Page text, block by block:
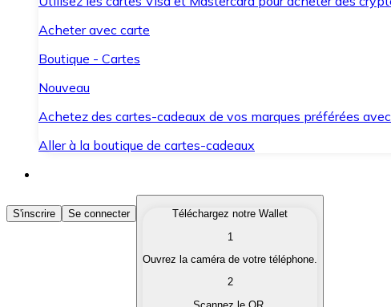
Acheter avec carte
Boutique - Cartes
Nouveau
Achetez des cartes-cadeaux de vos marques préférées
Aller à la boutique de cartes-cadeaux
Acheter des Cryptomonnaies
Achetez les cryptomonnaies qui vous intéressent
Convertissez vos cryptomonnaies en monnaie fiduciaire
S'inscrire Se connecter
Téléchargez notre Wallet
1
Ouvrez la caméra de votre téléphone.
2